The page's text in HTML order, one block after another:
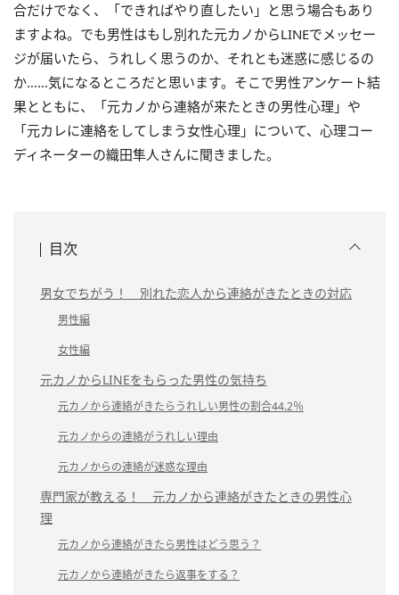
合だけでなく、「できればやり直したい」と思う場合もあり
ますよね。でも男性はもし別れた元カノからLINEでメッセー
ジが届いたら、うれしく思うのか、それとも迷惑に感じるの
か……気になるところだと思います。そこで男性アンケート結
果とともに、「元カノから連絡が来たときの男性心理」や
「元カレに連絡をしてしまう女性心理」について、心理コー
ディネーターの織田隼人さんに聞きました。
目次
男女でちがう！ 別れた恋人から連絡がきたときの対応
男性編
女性編
元カノからLINEをもらった男性の気持ち
元カノから連絡がきたらうれしい男性の割合44.2％
元カノからの連絡がうれしい理由
元カノからの連絡が迷惑な理由
専門家が教える！ 元カノから連絡がきたときの男性心
理
元カノから連絡がきたら男性はどう思う？
元カノから連絡がきたら返事をする？